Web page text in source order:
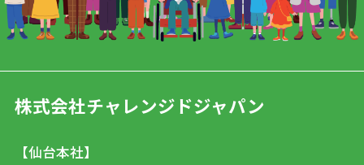
株式会社チャレンジドジャパン
【仙台本社】